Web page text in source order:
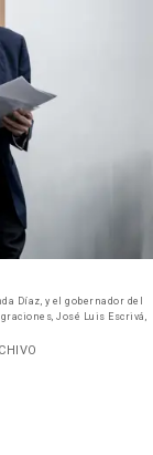
Díaz, y el gobernador del
José Luis Escrivá,